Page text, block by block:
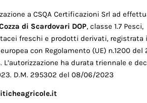
a CSQA Certificazioni Srl ad
di Scardovari DOP, classe 1.7 Pesci,
freschi e prodotti derivati, registrata
con Regolamento (UE) n.1200 del
L’autorizzazione ha durata triennale e
D.M. 295302 del 08/06/2023